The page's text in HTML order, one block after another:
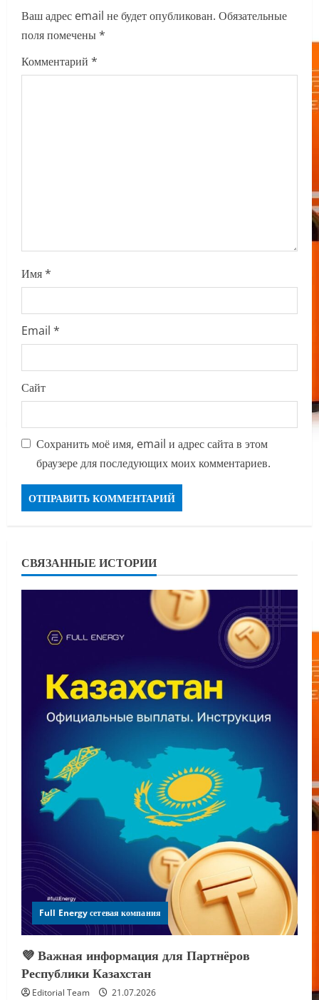
i
g
Ваш адрес email не будет опубликован. Обязательные
поля помечены*
Комментарий *
Имя*
Email *
Сайт
Сохранить моё имя, email и адрес сайта в этом
браузере для последующих моих комментариев.
СВЯЗАННЫЕ ИСТОРИИ
Full Energy сетевая компания
💜 Важная информация для Партнёров
Республики Казахстан
Editorial Team 21.07.2026